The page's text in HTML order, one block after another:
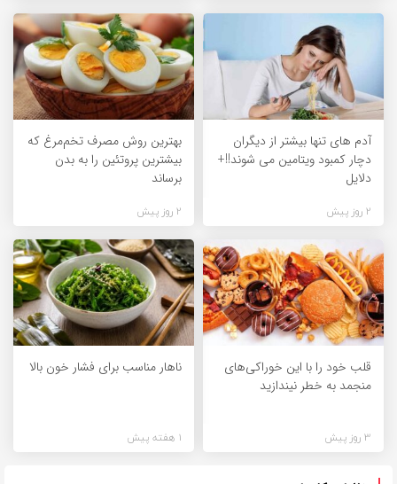
آدم های تنها بیشتر از دیگران
دچار کمبود ویتامین می شوند!!+
دلایل
2 روز پیش
بهترین روش مصرف تخم‌مرغ که
بیشترین پروتئین را به بدن
برساند
2 روز پیش
قلب خود را با این خوراکی‌های
منجمد به خطر نیندازید
3 روز پیش
ناهار مناسب برای فشار خون بالا
1 هفته پیش